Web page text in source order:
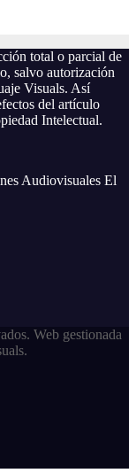
total o parcial de
salvo autorización
Visuals. Así
del artículo
Intelectual.
Audiovisuales El
Web gestionada